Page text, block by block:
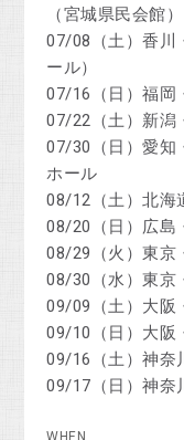
（宮城県民会館）
07/08（土）香川
ール）
07/16（日）福岡
07/22（土）新潟
07/30（日）愛知
ホール
08/12（土）北海
08/20（日）広島
08/29（火）東京
08/30（水）東京
09/09（土）大阪
09/10（日）大阪
09/16（土）神奈
09/17（日）神奈